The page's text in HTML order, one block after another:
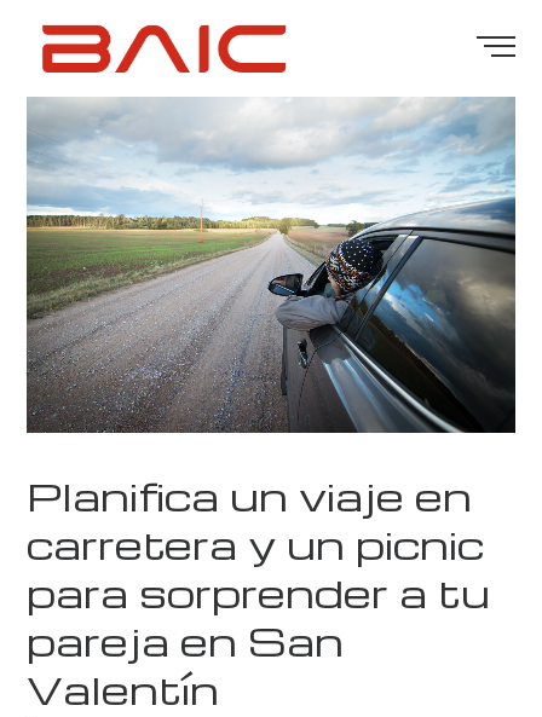
Planifica un viaje en
carretera y un picnic
para sorprender a tu
pareja en San
Valentín